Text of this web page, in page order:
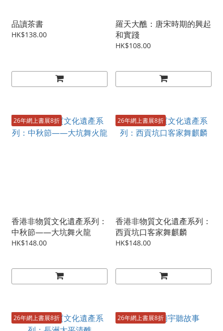
品讀茶書
HK$138.00
羅天大醮：唐宋時期的興起
和實踐
HK$108.00
26年網上書展8折
香港非物質文化遺產系列：
中秋節——大坑舞火龍
HK$148.00
26年網上書展8折
香港非物質文化遺產系列：
西貢坑口客家舞麒麟
HK$148.00
26年網上書展8折 26年網上書展8折